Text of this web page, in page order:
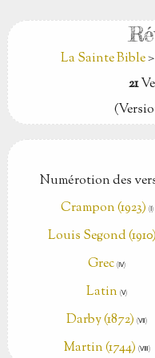
La Sainte Bible>
21
Numérotion des
Crampon (1923) (Ⅰ)
Louis Segond
Grec (Ⅳ)
Latin (Ⅴ)
Darby (1872) (Ⅶ)
Martin (1744) (Ⅷ)